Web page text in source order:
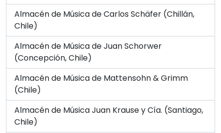
Almacén de Música de Carlos Schäfer (Chillán,
Chile)
Almacén de Música de Juan Schorwer
(Concepción, Chile)
Almacén de Música de Mattensohn & Grimm
(Chile)
Almacén de Música Juan Krause y Cía. (Santiago,
Chile)